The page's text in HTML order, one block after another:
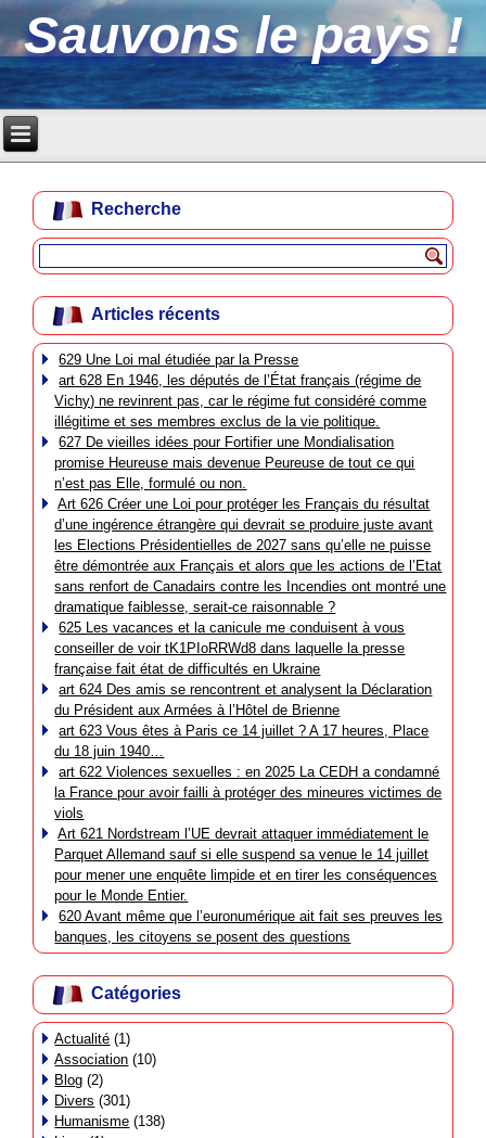
Sauvons le pays !
Recherche
Articles récents
629 Une Loi mal étudiée par la Presse
art 628 En 1946, les députés de l’État français (régime de
Vichy) ne revinrent pas, car le régime fut considéré comme
illégitime et ses membres exclus de la vie politique.
627 De vieilles idées pour Fortifier une Mondialisation
promise Heureuse mais devenue Peureuse de tout ce qui
n’est pas Elle, formulé ou non.
Art 626 Créer une Loi pour protéger les Français du résultat
d’une ingérence étrangère qui devrait se produire juste avant
les Elections Présidentielles de 2027 sans qu’elle ne puisse
être démontrée aux Français et alors que les actions de l’Etat
sans renfort de Canadairs contre les Incendies ont montré une
dramatique faiblesse, serait-ce raisonnable ?
625 Les vacances et la canicule me conduisent à vous
conseiller de voir tK1PIoRRWd8 dans laquelle la presse
française fait état de difficultés en Ukraine
art 624 Des amis se rencontrent et analysent la Déclaration
du Président aux Armées à l’Hôtel de Brienne
art 623 Vous êtes à Paris ce 14 juillet ? A 17 heures, Place
du 18 juin 1940…
art 622 Violences sexuelles : en 2025 La CEDH a condamné
la France pour avoir failli à protéger des mineures victimes de
viols
Art 621 Nordstream l’UE devrait attaquer immédiatement le
Parquet Allemand sauf si elle suspend sa venue le 14 juillet
pour mener une enquête limpide et en tirer les conséquences
pour le Monde Entier.
620 Avant même que l’euronumérique ait fait ses preuves les
banques, les citoyens se posent des questions
Catégories
Actualité (1)
Association (10)
Blog (2)
Divers (301)
Humanisme (138)